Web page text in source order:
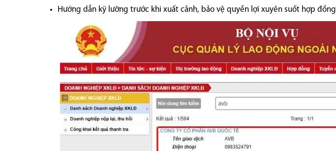
Hướng dẫn kỹ lưỡng trước khi xuất cảnh, bảo vệ quyền lợi xuyên suốt hợp đồng